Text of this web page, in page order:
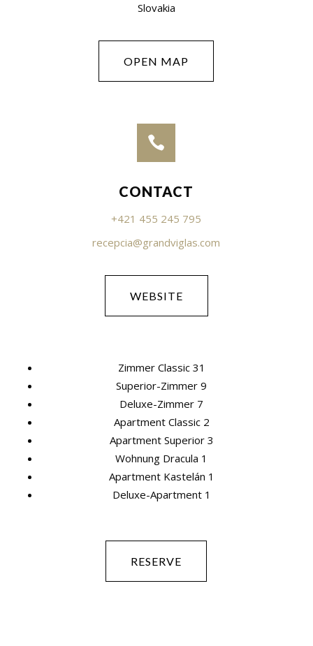
Slovakia
OPEN MAP

CONTACT
+421 455 245 795
recepcia@grandviglas.com
WEBSITE
Zimmer Classic 31
Superior-Zimmer 9
Deluxe-Zimmer 7
Apartment Classic 2
Apartment Superior 3
Wohnung Dracula 1
Apartment Kastelán 1
Deluxe-Apartment 1
RESERVE